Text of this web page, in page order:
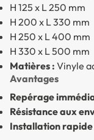
H 125 x L 250 mm
H 200 x L 330 mm
H 250 x L 400 mm
H 330 x L 500 mm
Matières : Vinyle
Avantages
Repérage
Résistance aux
Installation